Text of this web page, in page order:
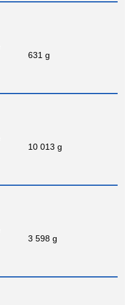
631 g
10 013 g
3 598 g